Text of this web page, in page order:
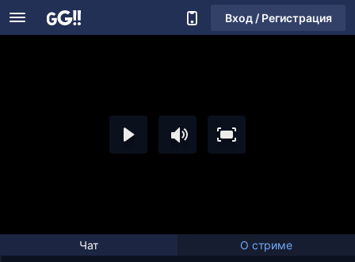
Вход / Регистрация
Чат О стриме